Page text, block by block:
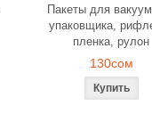
Пакеты для
упаковщика,
пленка, рулон
130сом